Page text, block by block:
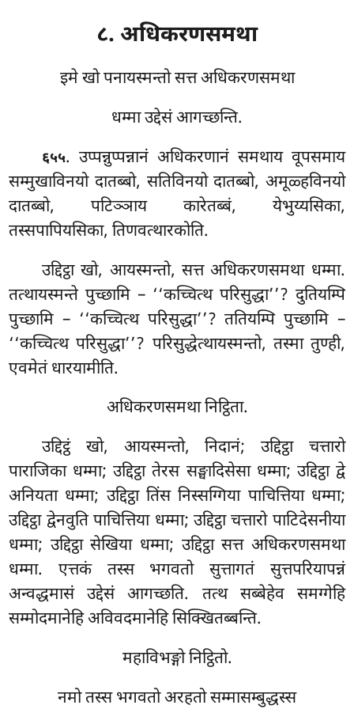
८. अधिकरणसमथा
इमे खो पनायस्मन्तो सत्त अधिकरणसमथा
धम्मा उद्देसं आगच्छन्ति.
६५५. उप्पन्नुप्पन्नानं अधिकरणानं समथाय वूपसमाय
सम्मुखाविनयो दातब्बो, सतिविनयो दातब्बो, अमूळ्हविनयो
दातब्बो, पटिञ्ञाय कारेतब्बं, येभुय्यसिका,
तस्सपापियसिका, तिणवत्थारकोति.
उद्दिट्ठा खो, आयस्मन्तो, सत्त अधिकरणसमथा धम्मा.
तत्थायस्मन्ते पुच्छामि – ‘‘कच्चित्थ परिसुद्धा’’? दुतियम्पि
पुच्छामि – ‘‘कच्चित्थ परिसुद्धा’’? ततियम्पि पुच्छामि –
‘‘कच्चित्थ परिसुद्धा’’? परिसुद्धेत्थायस्मन्तो, तस्मा तुण्ही,
एवमेतं धारयामीति.
अधिकरणसमथा निट्ठिता.
उद्दिट्ठं खो, आयस्मन्तो, निदानं; उद्दिट्ठा चत्तारो
पाराजिका धम्मा; उद्दिट्ठा तेरस सङ्घादिसेसा धम्मा; उद्दिट्ठा द्वे
अनियता धम्मा; उद्दिट्ठा तिंस निस्सग्गिया पाचित्तिया धम्मा;
उद्दिट्ठा द्वेनवुति पाचित्तिया धम्मा; उद्दिट्ठा चत्तारो पाटिदेसनीया
धम्मा; उद्दिट्ठा सेखिया धम्मा; उद्दिट्ठा सत्त अधिकरणसमथा
धम्मा. एत्तकं तस्स भगवतो सुत्तागतं सुत्तपरियापन्नं
अन्वद्धमासं उद्देसं आगच्छति. तत्थ सब्बेहेव समग्गेहि
सम्मोदमानेहि अविवदमानेहि सिक्खितब्बन्ति.
महाविभङ्गो निट्ठितो.
नमो तस्स भगवतो अरहतो सम्मासम्बुद्धस्स